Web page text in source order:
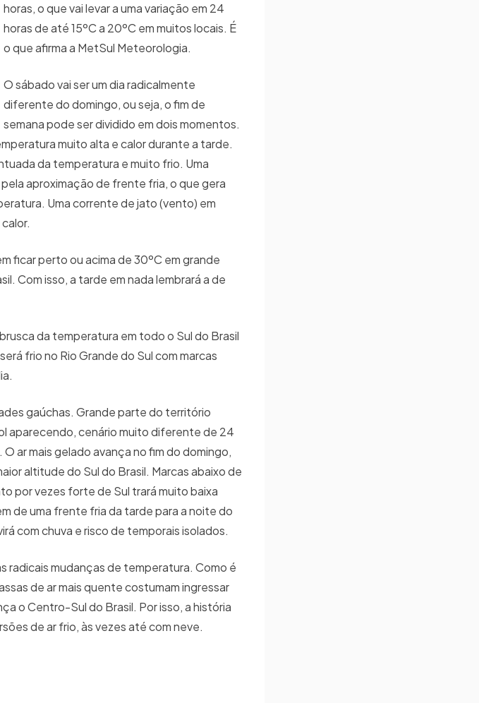
horas, o que vai levar a uma variação em 24
horas de até 15ºC a 20ºC em muitos locais. É
o que afirma a MetSul Meteorologia.
O sábado vai ser um dia radicalmente
diferente do domingo, ou seja, o fim de
semana pode ser dividido em dois momentos.
muito alta e calor durante a tarde.
da temperatura e muito frio. Uma
aproximação de frente fria, o que gera
Uma corrente de jato (vento) em
ficar perto ou acima de 30ºC em grande
Com isso, a tarde em nada lembrará a de
da temperatura em todo o Sul do Brasil
frio no Rio Grande do Sul com marcas
gaúchas. Grande parte do território
aparecendo, cenário muito diferente de 24
ar mais gelado avança no fim do domingo,
altitude do Sul do Brasil. Marcas abaixo de
por vezes forte de Sul trará muito baixa
de uma frente fria da tarde para a noite do
com chuva e risco de temporais isolados.
radicais mudanças de temperatura. Como é
de ar mais quente costumam ingressar
o Centro-Sul do Brasil. Por isso, a história
de ar frio, às vezes até com neve.